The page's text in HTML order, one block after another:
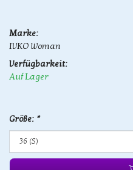
Marke:
IVKO Woman
Verfügbarkeit:
Auf Lager
Größe: *